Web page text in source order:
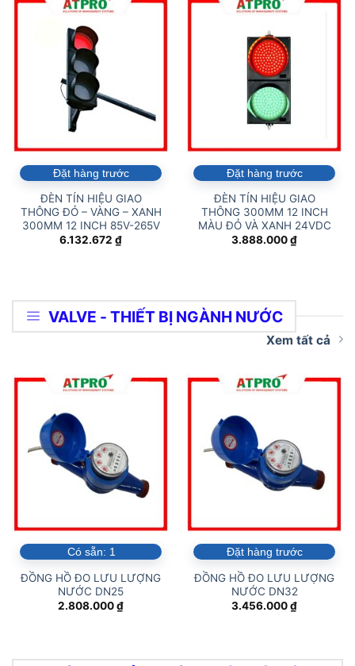
Đặt hàng trước
ĐÈN TÍN HIỆU GIAO
THÔNG ĐỎ – VÀNG – XANH
300MM 12 INCH 85V-265V
6.132.672 ₫
Đặt hàng trước
ĐÈN TÍN HIỆU GIAO
THÔNG 300MM 12 INCH
MÀU ĐỎ VÀ XANH 24VDC
3.888.000₫
VALVE - THIẾT BỊ NGÀNH NƯỚC
Xem tất cả
Có sẵn: 1
ĐỒNG HỒ ĐO LƯU LƯỢNG
NƯỚC DN25
2.808.000₫
Đặt hàng trước
ĐỒNG HỒ ĐO LƯU LƯỢNG
NƯỚC DN32
3.456.000₫